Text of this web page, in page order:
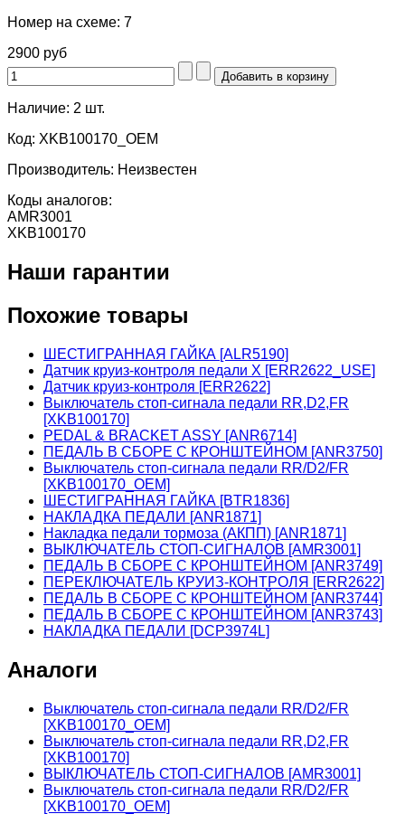
Номер на схеме: 7
2900 руб
Наличие: 2 шт.
Код: XKB100170_OEM
Производитель: Неизвестен
Коды аналогов:
AMR3001
XKB100170
Наши гарантии
Похожие товары
ШЕСТИГРАННАЯ ГАЙКА [ALR5190]
Датчик круиз-контроля педали X [ERR2622_USE]
Датчик круиз-контроля [ERR2622]
Выключатель стоп-сигнала педали RR,D2,FR
[XKB100170]
PEDAL & BRACKET ASSY [ANR6714]
ПЕДАЛЬ В СБОРЕ С КРОНШТЕЙНОМ [ANR3750]
Выключатель стоп-сигнала педали RR/D2/FR
[XKB100170_OEM]
ШЕСТИГРАННАЯ ГАЙКА [BTR1836]
НАКЛАДКА ПЕДАЛИ [ANR1871]
Накладка педали тормоза (АКПП) [ANR1871]
ВЫКЛЮЧАТЕЛЬ СТОП-СИГНАЛОВ [AMR3001]
ПЕДАЛЬ В СБОРЕ С КРОНШТЕЙНОМ [ANR3749]
ПЕРЕКЛЮЧАТЕЛЬ КРУИЗ-КОНТРОЛЯ [ERR2622]
ПЕДАЛЬ В СБОРЕ С КРОНШТЕЙНОМ [ANR3744]
ПЕДАЛЬ В СБОРЕ С КРОНШТЕЙНОМ [ANR3743]
НАКЛАДКА ПЕДАЛИ [DCP3974L]
Аналоги
Выключатель стоп-сигнала педали RR/D2/FR
[XKB100170_OEM]
Выключатель стоп-сигнала педали RR,D2,FR
[XKB100170]
ВЫКЛЮЧАТЕЛЬ СТОП-СИГНАЛОВ [AMR3001]
Выключатель стоп-сигнала педали RR/D2/FR
[XKB100170_OEM]